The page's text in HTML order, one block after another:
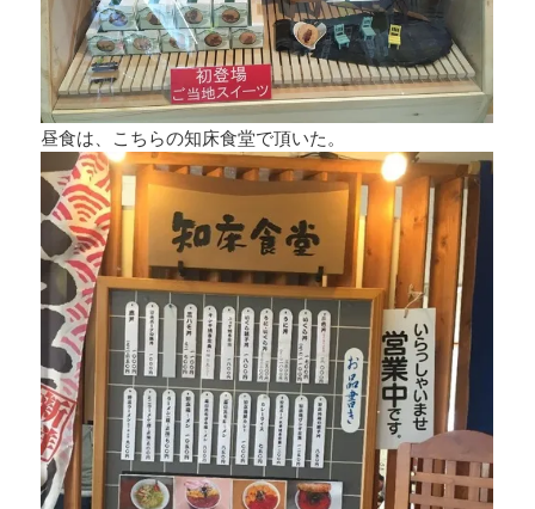
昼食は、こちらの知床食堂で頂いた。